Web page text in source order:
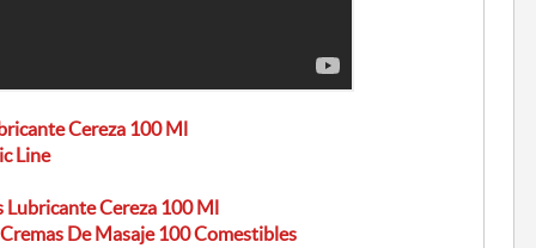
Cereza 100 Ml
Line
Cereza 100 Ml
De Masaje 100 Comestibles